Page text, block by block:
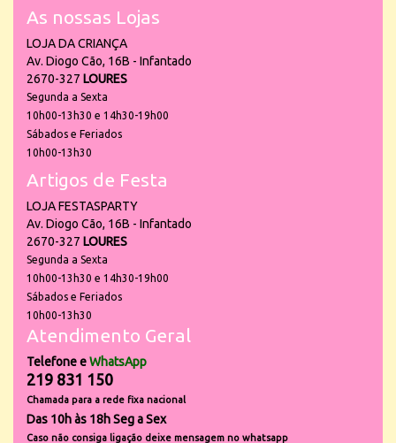
As nossas Lojas
LOJA DA CRIANÇA
Av. Diogo Cão, 16B - Infantado
2670-327 LOURES
Segunda a Sexta
10h00-13h30 e 14h30-19h00
Sábados e Feriados
10h00-13h30
Artigos de Festa
LOJA FESTASPARTY
Av. Diogo Cão, 16B - Infantado
2670-327 LOURES
Segunda a Sexta
10h00-13h30 e 14h30-19h00
Sábados e Feriados
10h00-13h30
Atendimento Geral
Telefone eWhatsApp
219 831 150
Chamada para a rede fixa nacional
Das 10h às 18h Seg a Sex
Caso não consiga ligação deixe mensagem no whatsapp